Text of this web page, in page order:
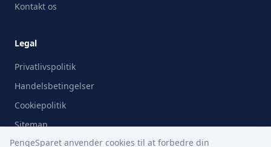
Kontakt os
Legal
Privatlivspolitik
Handelsbetingelser
Cookiepolitik
Sitemap
PengeSparet anvender cookies til at forbedre din